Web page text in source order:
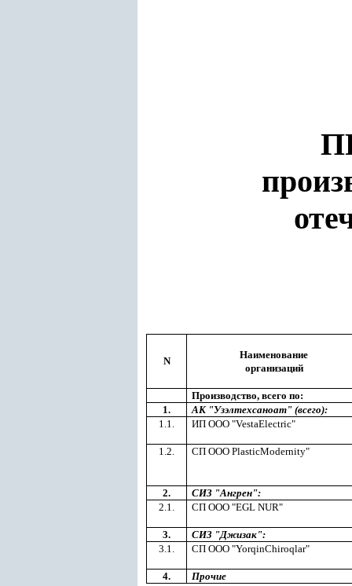
N
Наименование
организаций
Производство, всего по:
1.
АК "Узэлтехсаноат" (всего):
1.1.
ИП ООО "VestaElectric"
1.2. СП ООО PlasticModernity"
2.
СИЗ "Ангрен":
2.1.
СП ООО "EGL NUR"
3.
СИЗ "Джизак":
3.1.
СП ООО "YorqinChiroqlar"
4. Прочие